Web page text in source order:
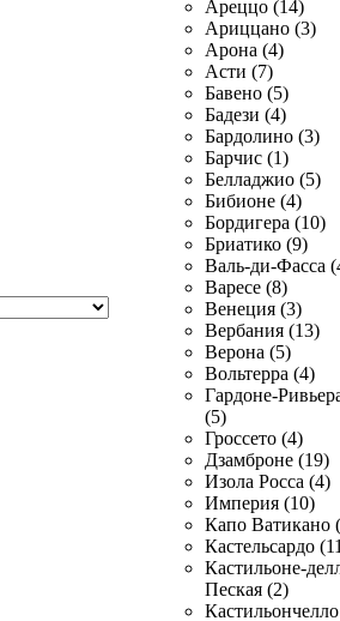
Ареццо (14)
Ариццано (3)
Арона (4)
Асти (7)
Бавено (5)
Бадези (4)
Бардолино (3)
Барчис (1)
Белладжио (5)
Бибионе (4)
Бордигера (10)
Бриатико (9)
Валь-ди-Фасса
Варесе (8)
Венеция (3)
Вербания (13)
Верона (5)
Вольтерра (4)
Гардоне-
(5)
Гроссето (4)
Дзамброне (19)
Изола Росса (4)
Империя (10)
Капо Ватикано
Кастельсардо
Кастильоне-
Пеская (2)